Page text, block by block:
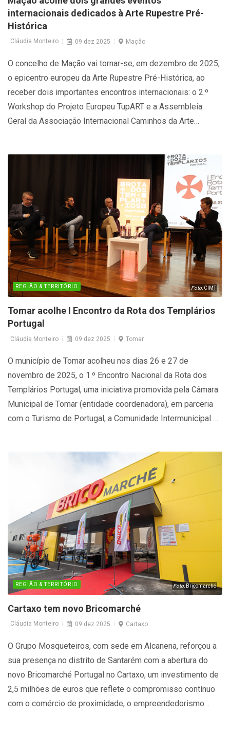
internacionais dedicados à Arte Rupestre Pré-
Histórica
Cláudia Monteiro 09 dez 2025 Mação
O concelho de Mação vai tornar-se, em dezembro de 2025,
o epicentro europeu da Arte Rupestre Pré-Histórica, ao
receber dois importantes encontros internacionais: o 2.º
Workshop do Projeto Europeu TupART e a Assembleia
Geral da Associação Internacional Caminhos da Arte
aniversário da descoberta da arte paleolítica do Ocreza.
REGIÃO & TERRITÓRIO Foto:CIMT
Tomar acolhe I Encontro da Rota dos Templários
Portugal
Cláudia Monteiro 09 dez 2025 Tomar
O município de Tomar acolheu nos dias 26 e 27 de
novembro de 2025, o 1.º Encontro Nacional da Rota dos
Templários Portugal, uma iniciativa promovida pela Câmara
Municipal de Tomar (entidade coordenadora), em parceria
com o Turismo de Portugal, a Comunidade Intermunicipal do
REGIÃO & TERRITÓRIO Foto: Bricomarché
Cartaxo tem novo Bricomarché
Cláudia Monteiro 09 dez 2025 Cartaxo
O Grupo Mosqueteiros, com sede em Alcanena, reforçou a
sua presença no distrito de Santarém com a abertura do
novo Bricomarché Portugal no Cartaxo, um investimento de
2,5 milhões de euros que reflete o compromisso contínuo
com o comércio de proximidade, o empreendedorismo